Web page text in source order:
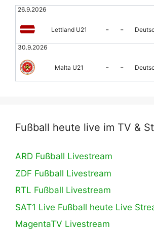
26.9.2026
Lettland U21 - -
30.9.2026
Malta U21 - -
Fußball heute live im TV &
ARD Fußball Livestream
ZDF Fußball Livestream
RTL Fußball Livestream
SAT1 Live Fußball heute Live
MagentaTV Livestream